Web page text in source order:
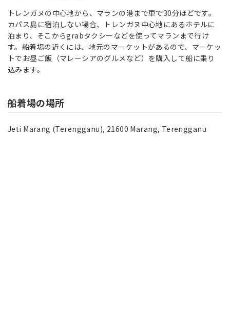
トレンガヌの中心地から、マランの港まで車で30分ほどです。
カパス島に宿泊しない場合、トレンガヌ中心地にあるホテルに
泊まり、そこからgrabタクシーなどを使ってマランまで行け
す。船着場の近くには、地元のマーケットがあるので、マーケッ
トでお昼ご飯（マレーシアのグルメなど）を購入して船に乗り
込みます。
船着場の場所
Jeti Marang (Terengganu), 21600 Marang, Terengganu